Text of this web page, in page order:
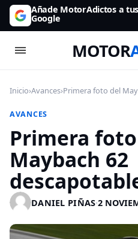
Añade MotorAdictos a
Google
MOTOR
Inicio›Avances›Primera foto del
AVANCES
Primera
Maybach 62
DANIEL PIÑAS·2